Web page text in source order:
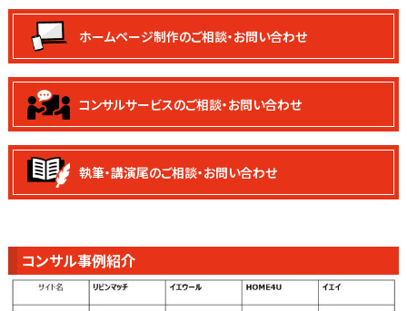
ホームページ制作のご相談・お問い合わせ
コンサルサービスのご相談・お問い合わせ
執筆・講演尾のご相談・お問い合わせ
コンサル事例紹介